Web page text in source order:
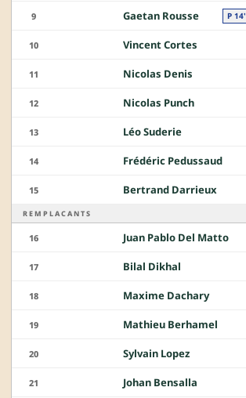
9 Gaetan Rousse P 14'
10 Vincent Cortes
11 Nicolas Denis
12 Nicolas Punch
13 Léo Suderie
14 Frédéric Pedussaud
15 Bertrand Darrieux
REMPLACANTS
16 Juan Pablo Del Matto
17 Bilal Dikhal
18 Maxime Dachary
19 Mathieu Berhamel
20 Sylvain Lopez
21 Johan Bensalla